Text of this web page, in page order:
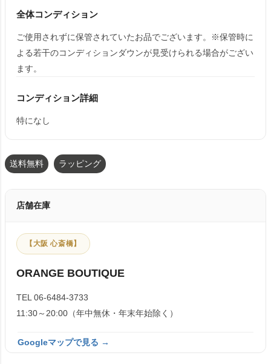
全体コンディション
ご使用されずに保管されていたお品でございます。※保管時に
よる若干のコンディションダウンが見受けられる場合がござい
ます。
コンディション詳細
特になし
送料無料 ラッピング
店舗在庫
【大阪 心斎橋】
ORANGE BOUTIQUE
TEL 06-6484-3733
11:30～20:00（年中無休・年末年始除く）
Googleマップで見る →